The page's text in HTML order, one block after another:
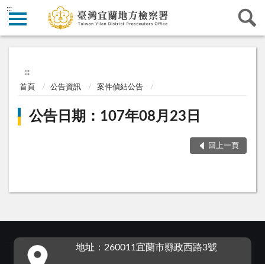
:::
:::
首頁 公告資訊 案件偵結公告
公告日期：107年08月23日
回上一頁
地址：260011宜蘭市縣政西路3號